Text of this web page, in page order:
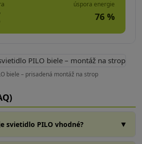
úspora energie
76 %
biele – prisadená montáž na strop
svietidlo PILO vhodné? ▼